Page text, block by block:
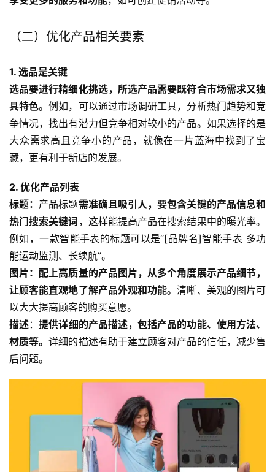
（二）优化产品相关要素
1. 选品是关键
选品要进行精细化挑选，所选产品需要既符合市场需求又独
具特色。例如，可以通过市场调研工具，分析热门趋势和竞
争情况，找出有潜力但竞争相对较小的产品。如果选择的是
大众需求高且竞争小的产品，就像在一片蓝海中找到了宝
藏，更有利于新店的发展。
2. 优化产品列表
标题： 产品标题需准确且吸引人，要包含关键的产品信息和
热门搜索关键词 ，这样能提高产品在搜索结果中的曝光率。
例如，一款智能手表的标题可以是“[品牌名]智能手表 多功
能运动监测、长续航”。
图片：配上高质量的产品图片，从多个角度展示产品细节，
让顾客能直观地了解产品外观和功能。清晰、美观的图片可
以大大提高顾客的购买意愿。
描述：提供详细的产品描述，包括产品的功能、使用方法、
材质等。详细的描述有助于建立顾客对产品的信任，减少售
后问题。